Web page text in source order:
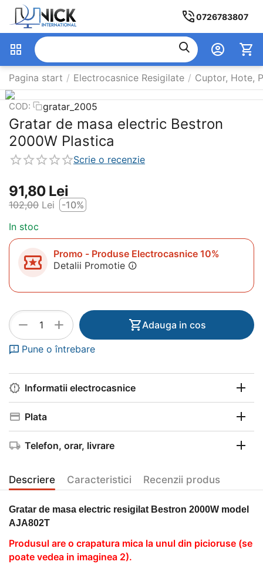
0726783807
Pagina start / Electrocasnice Resigilate / Cuptor, Hote,
COD: gratar_2005
Gratar de masa electric Bestron
2000W Plastica
Scrie o recenzie
91,80 Lei
102,00 Lei
-10%
In stoc
Promo - Produse Electrocasnice 10%
Detalii Promotie
+
− Adauga in cos
Pune o întrebare
Informatii electrocasnice
Plata
Telefon, orar, livrare
Descriere Caracteristici Recenzii produs
Gratar de masa electric resigilat Bestron 2000W model
AJA802T
Produsul are o crapatura mica la unul din picioruse (se
poate vedea in imaginea 2).